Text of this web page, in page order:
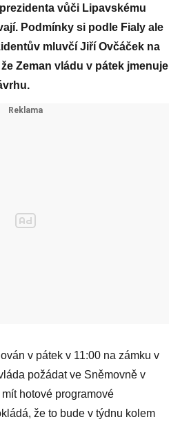
vůči Lipavskému
Podmínky si podle Fialy ale
mluvčí Jiří Ovčáček na
Zeman vládu v pátek jmenuje
v pátek v 11:00 na zámku v
požádat ve Sněmovně v
hotové programové
že to bude v týdnu kolem